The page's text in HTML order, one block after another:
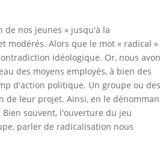
nos jeunes » jusqu'à la
modérés. Alors que le mot « radical »
idéologique. Or, nous
des moyens employés, à bien des
d'action politique. Un groupe ou des
de leur projet. Ainsi, en le
Bien souvent, l'ouverture du jeu
parler de radicalisation nous